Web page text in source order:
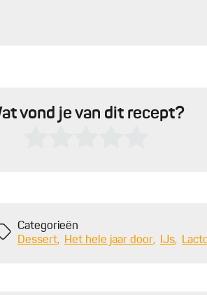
vond je van dit recept?
Categorieën
Dessert
Het hele jaar door IJs